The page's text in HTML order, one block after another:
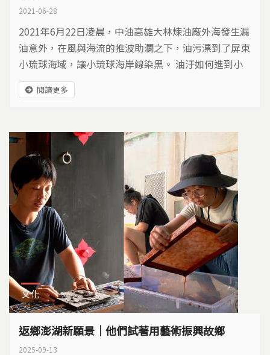
2021-06-28
2021年6月22日凌晨，中油高雄大林煉油廠外海發生漏
油意外，在風與海流的推波助瀾之下，油污漂到了屏東
小琉球海域，讓小琉球海岸線染黑。 油汙如何進到小
琉球？ 中油煉製事業部大林煉油廠主任工程師劉進興
說明漏油原因，表示近日海象惡劣，高雄大林煉油廠外
原油洩漏，初步判斷漏油少於25噸。 畫面提供/海保署
台灣咾咕嶼協會林佩瑜說，...
閱讀更多
文化
返鄉澎湖新願景｜他們試著用藝術振興故鄉
2025-09-13